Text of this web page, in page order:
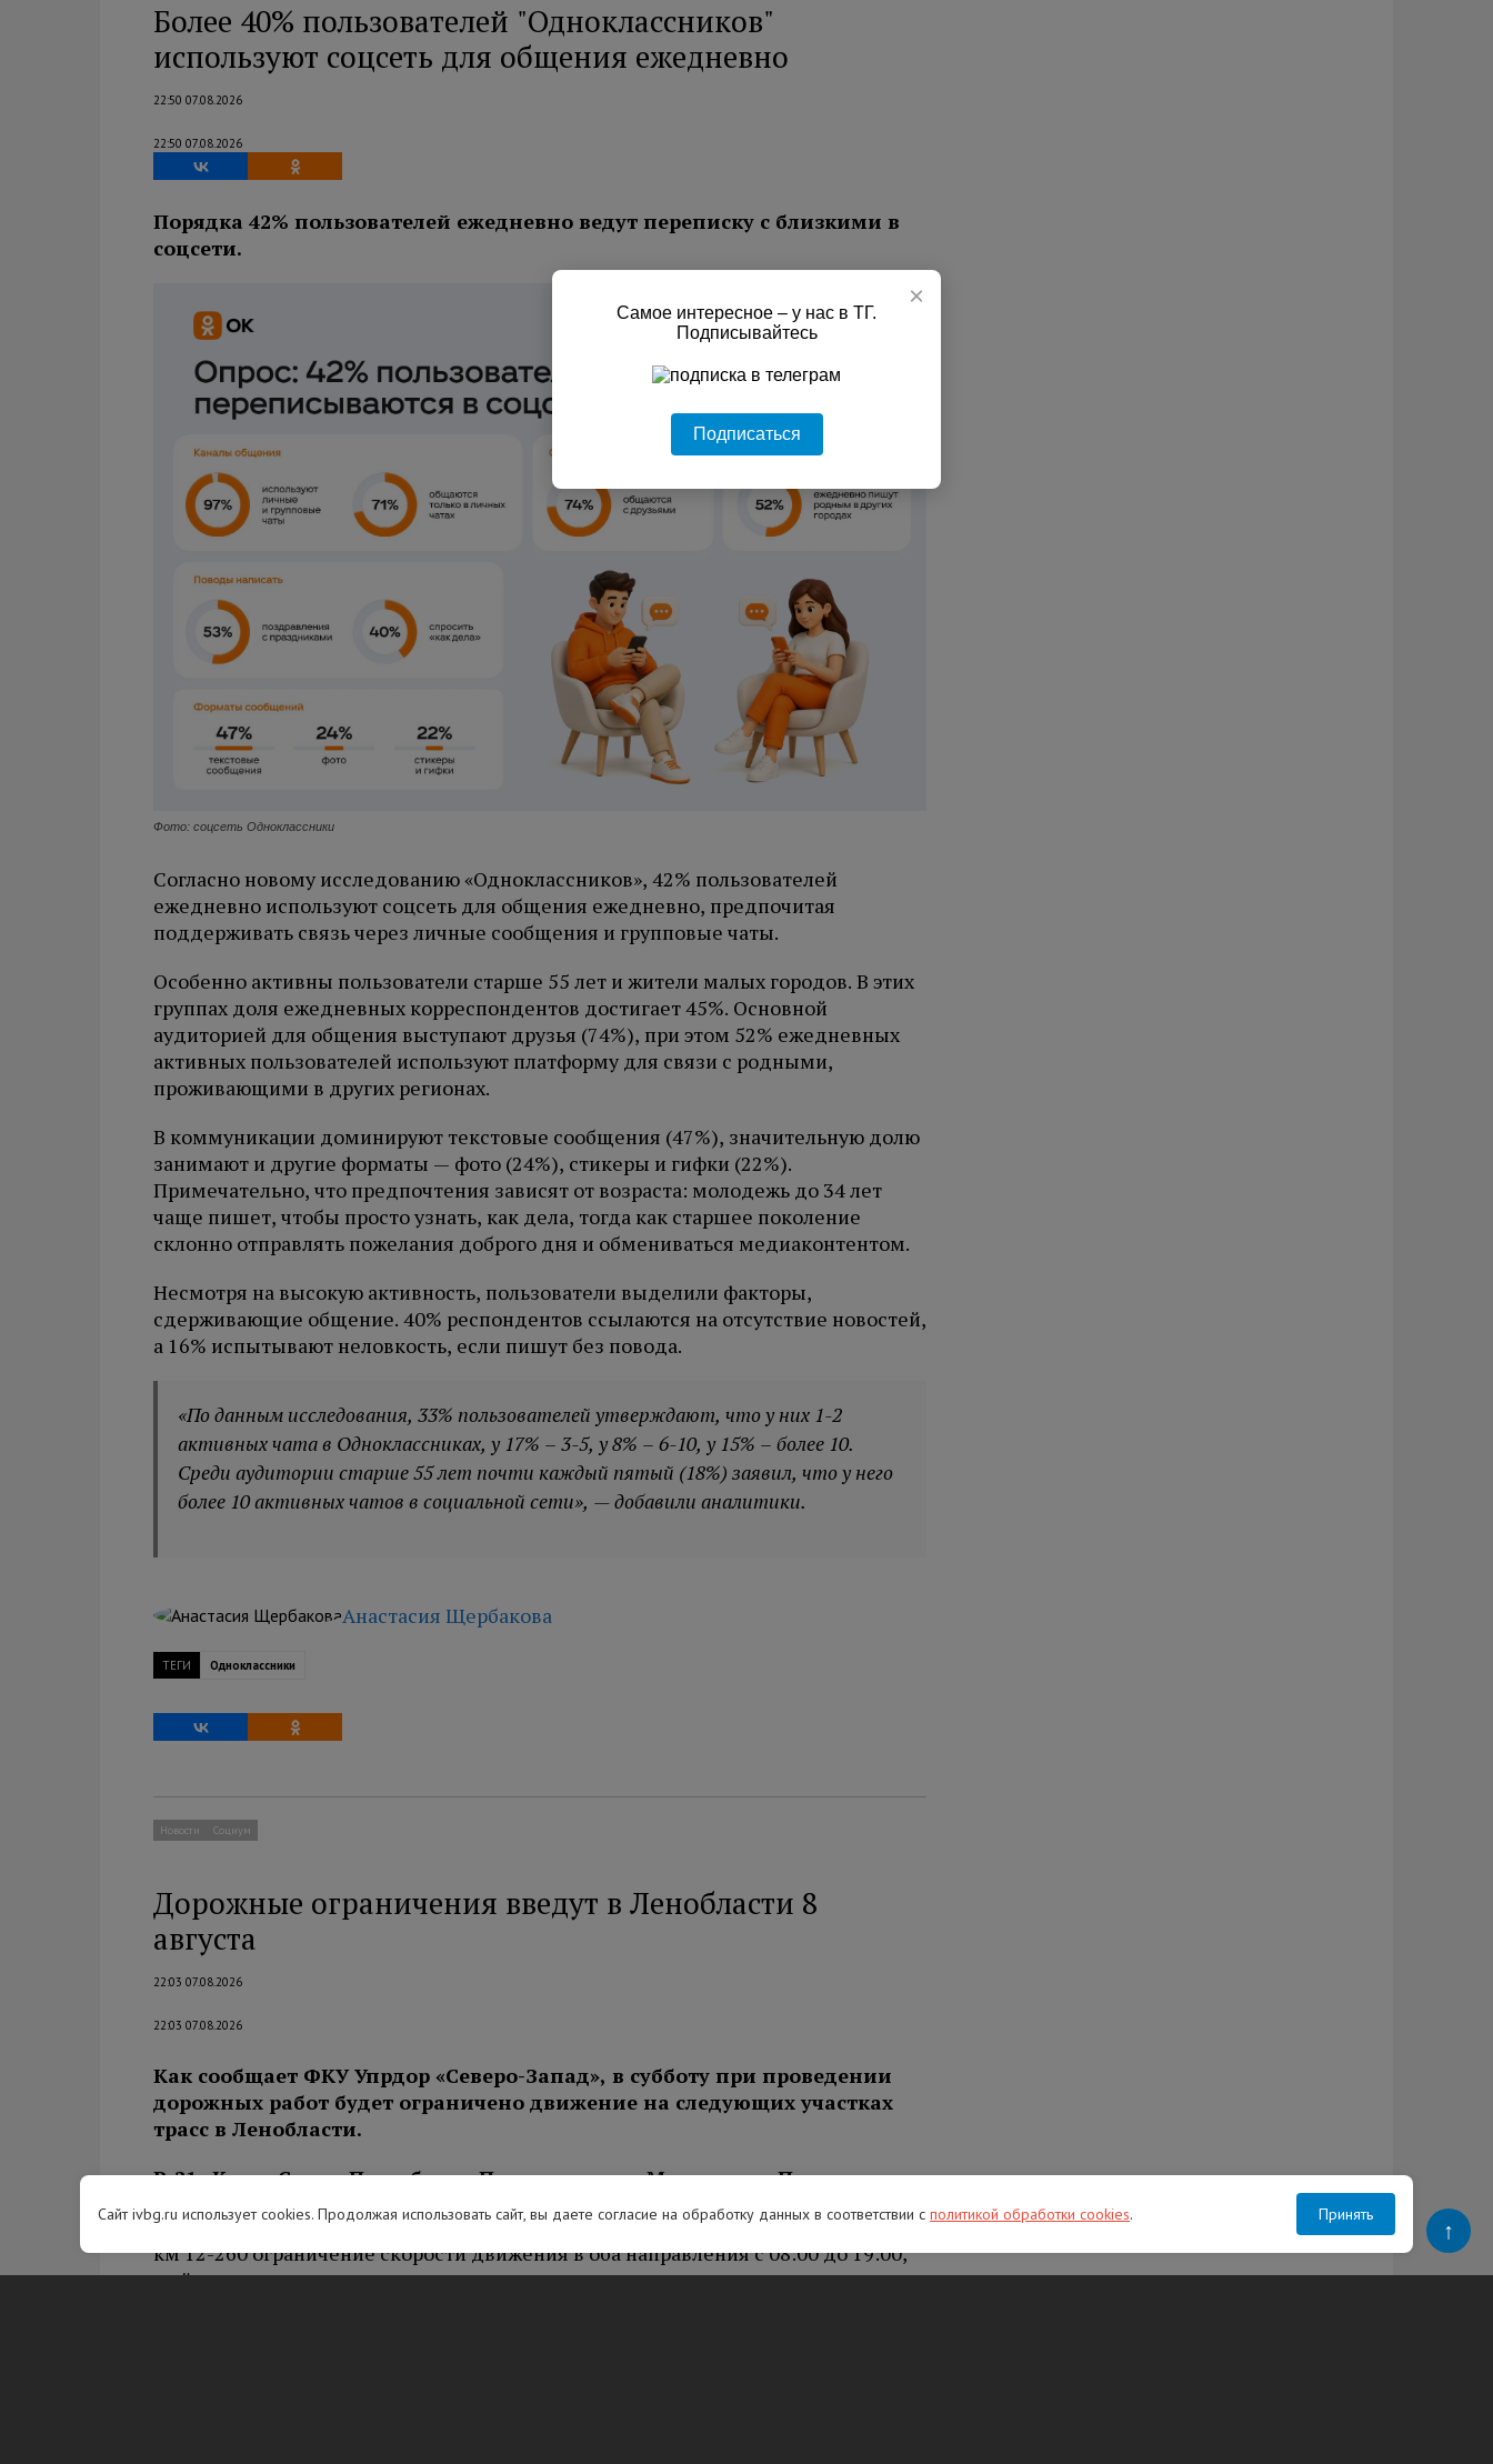
Более 40% пользователей "Одноклассников"
используют соцсеть для общения ежедневно
22:50 07.08.2026
22:50 07.08.2026
Порядка 42% пользователей ежедневно ведут переписку с близкими в
соцсети.
Фото: соцсеть Одноклассники
Согласно новому исследованию «Одноклассников», 42% пользователей
ежедневно используют соцсеть для общения ежедневно, предпочитая
поддерживать связь через личные сообщения и групповые чаты.
Особенно активны пользователи старше 55 лет и жители малых городов. В этих
группах доля ежедневных корреспондентов достигает 45%. Основной
аудиторией для общения выступают друзья (74%), при этом 52% ежедневных
активных пользователей используют платформу для связи с родными,
проживающими в других регионах.
В коммуникации доминируют текстовые сообщения (47%), значительную долю
занимают и другие форматы — фото (24%), стикеры и гифки (22%).
Примечательно, что предпочтения зависят от возраста: молодежь до 34 лет
чаще пишет, чтобы просто узнать, как дела, тогда как старшее поколение
склонно отправлять пожелания доброго дня и обмениваться медиаконтентом.
Несмотря на высокую активность, пользователи выделили факторы,
сдерживающие общение. 40% респондентов ссылаются на отсутствие новостей,
а 16% испытывают неловкость, если пишут без повода.
«По данным исследования, 33% пользователей утверждают, что у них 1-2
активных чата в Одноклассниках, у 17% – 3-5, у 8% – 6-10, у 15% – более 10.
Среди аудитории старше 55 лет почти каждый пятый (18%) заявил, что у него
более 10 активных чатов в социальной сети», — добавили аналитики.
Анастасия Щербакова
ТЕГИ Одноклассники
Новости Социум
Дорожные ограничения введут в Ленобласти 8
августа
22:03 07.08.2026
22:03 07.08.2026
Как сообщает ФКУ Упрдор «Северо-Запад», в субботу при проведении
дорожных работ будет ограничено движение на следующих участках
трасс в Ленобласти.
Р-21 «Кола» Санкт-Петербург – Петрозаводск – Мурманск – Печенга–
граница с Королевством Норвегия:
км 12-260 ограничение скорости движения в оба направления с 08:00 до 19:00,
мойка, очистка, ремонт, выправка, установка дорожных знаков;
×
Самое интересное – у нас в ТГ.
Подписывайтесь
Подписаться
Сайт ivbg.ru использует cookies. Продолжая использовать сайт, вы даете согласие на обработку данных в соответствии с политикой обработки cookies. Принять
↑